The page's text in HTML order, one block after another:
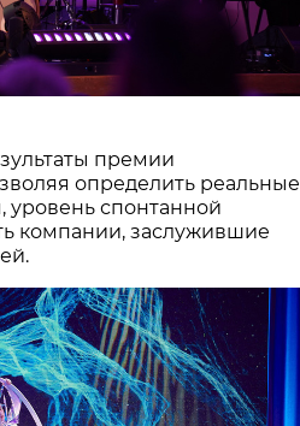
премии
определить реальные
уровень спонтанной
компании, заслужившие